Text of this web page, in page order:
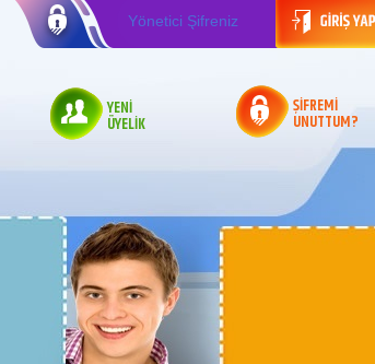
YENİ
ÜYELİK
ŞİFREMİ
UNUTTUM?